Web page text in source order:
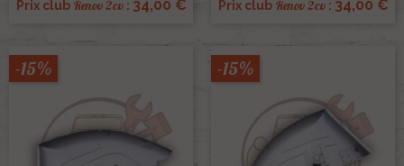
Prix club Renov 2cv: 34,00 € Prix club Renov 2cv: 34,00 €
-15% -15%